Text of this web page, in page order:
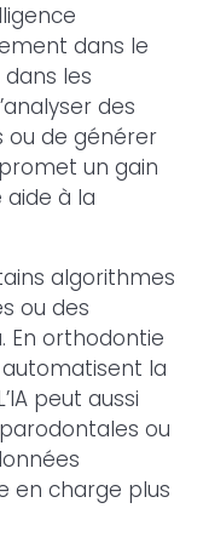
dans le
les
des
ou de générer
un gain
à la
algorithmes
ou des
En orthodontie
la
peut aussi
ou
en charge plus